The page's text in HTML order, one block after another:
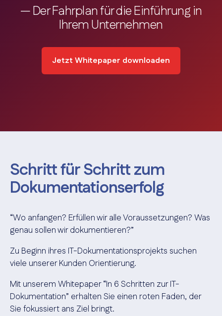
— Der Fahrplan für die Einführung in
Ihrem Unternehmen
Jetzt Whitepaper downloaden
Schritt für Schritt zum
Dokumentationserfolg
“Wo anfangen? Erfüllen wir alle Voraussetzungen? Was
genau sollen wir dokumentieren?”
Zu Beginn ihres IT-Dokumentationsprojekts suchen
viele unserer Kunden Orientierung.
Mit unserem Whitepaper “In 6 Schritten zur IT-
Dokumentation” erhalten Sie einen roten Faden, der
Sie fokussiert ans Ziel bringt.